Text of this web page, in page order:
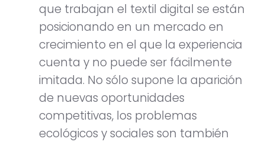
que trabajan el textil digital se están
posicionando en un mercado en
crecimiento en el que la experiencia
cuenta y no puede ser fácilmente
imitada. No sólo supone la aparición
de nuevas oportunidades
competitivas, los problemas
ecológicos y sociales son también